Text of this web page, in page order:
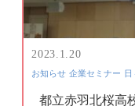
2023.1.20
お知らせ 企業セミナー 日
都立赤羽北桜高